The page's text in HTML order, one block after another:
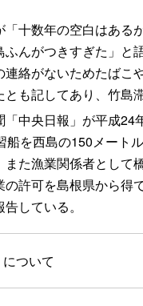
十数年の空白はある
んがつきすぎた」
絡がないためたば
も記してあり、竹
中央日報」が平成
を西島の150メート
た漁業関係者とし
許可を島根県から
している。
ついて